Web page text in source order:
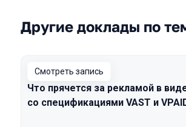
Другие доклады по
Смотреть запись
Что прячется за рекламой в
со спецификациями VAST и